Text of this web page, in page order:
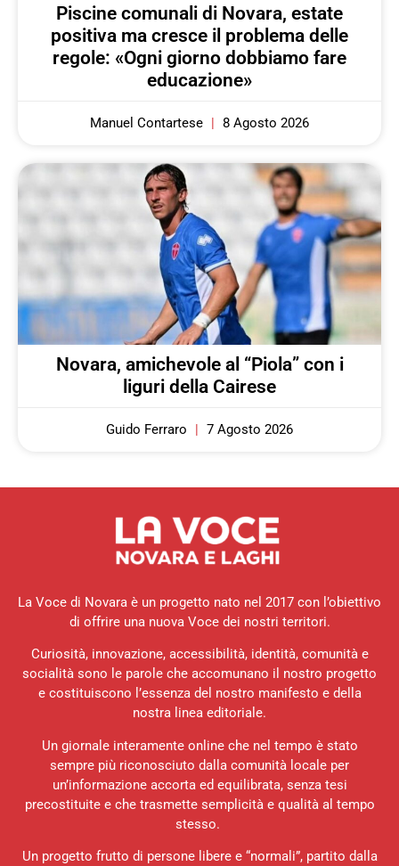
Piscine comunali di Novara, estate
positiva ma cresce il problema delle
regole: «Ogni giorno dobbiamo fare
educazione»
Manuel Contartese 8 Agosto 2026
Novara, amichevole al “Piola” con i
liguri della Cairese
Guido Ferraro 7 Agosto 2026
La Voce di Novara è un progetto nato nel 2017 con l’obiettivo
di offrire una nuova Voce dei nostri territori.
Curiosità, innovazione, accessibilità, identità, comunità e
socialità sono le parole che accomunano il nostro progetto
e costituiscono l’essenza del nostro manifesto e della
nostra linea editoriale.
Un giornale interamente online che nel tempo è stato
sempre più riconosciuto dalla comunità locale per
un’informazione accorta ed equilibrata, senza tesi
precostituite e che trasmette semplicità e qualità al tempo
stesso.
Un progetto frutto di persone libere e “normali”, partito dalla